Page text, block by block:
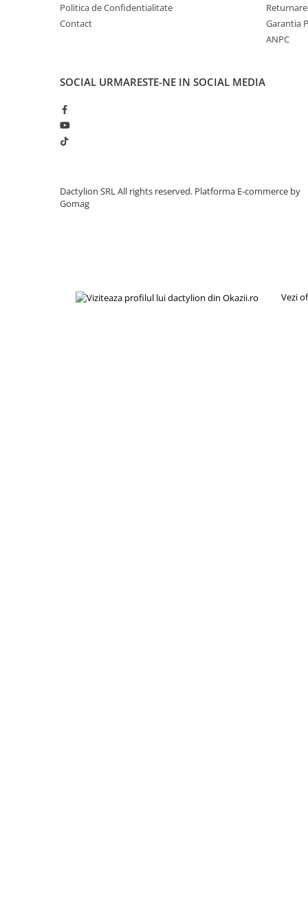
Politica de Confidentialitate
Contact
Garantia
ANPC
SOCIAL URMARESTE-NE IN SOCIAL MEDIA
Dactylion SRL All rights reserved. Platforma E-commerce by
Gomag
Vezi